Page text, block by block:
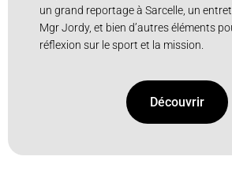
un grand reportage à Sarcelle, un
Mgr Jordy, et bien d’autres éléments
réflexion sur le sport et la mission.
Découvrir